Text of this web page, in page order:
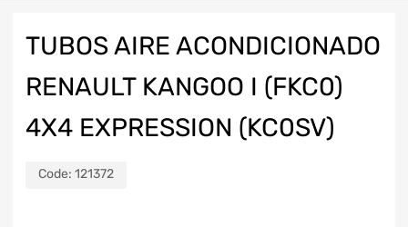
TUBOS AIRE ACONDICIONADO
RENAULT KANGOO I (FKC0)
4X4 EXPRESSION (KC0SV)
Code: 121372